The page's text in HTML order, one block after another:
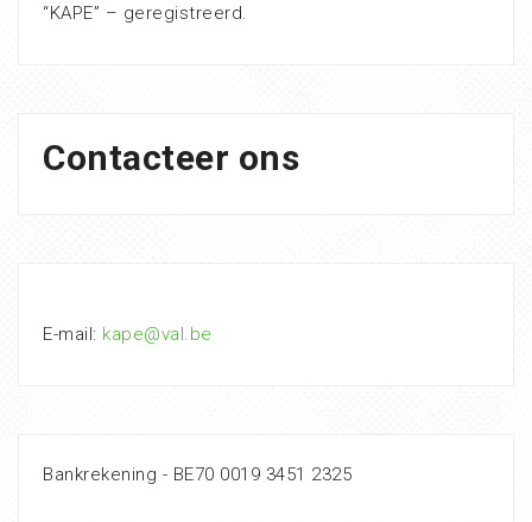
“KAPE” – geregistreerd.
Contacteer ons
E-mail: kape@val.be
Bankrekening - BE70 0019 3451 2325